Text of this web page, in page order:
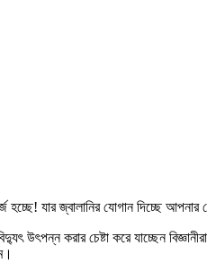
যার জ্বালানির যোগান দিচ্ছে আপনার
উৎপন্ন করার চেষ্টা করে যাচ্ছেন